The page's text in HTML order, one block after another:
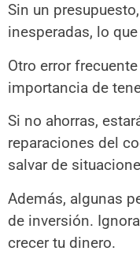
Sin un
inesperadas, lo
Otro error
importancia de
Si no ahorras,
reparaciones del
salvar de
Además, algunas
de inversión.
crecer tu dinero.